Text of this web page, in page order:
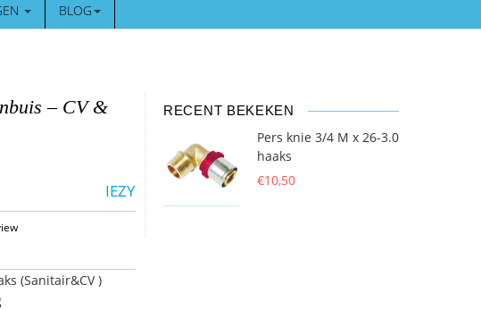
BLOG
– CV &
IEZY
(Sanitair&CV )
RECENT BEKEKEN
Pers knie 3/4 M x 26-3.0
haaks
€10,50